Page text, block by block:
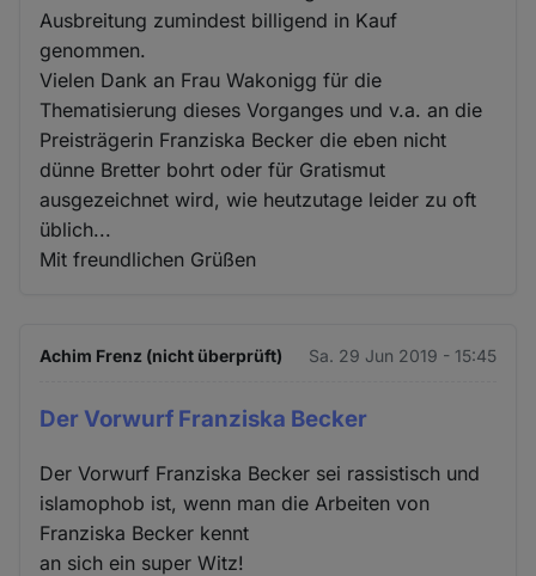
Ausbreitung zumindest billigend in Kauf
genommen.
Vielen Dank an Frau Wakonigg für die
Thematisierung dieses Vorganges und v.a. an die
Preisträgerin Franziska Becker die eben nicht
dünne Bretter bohrt oder für Gratismut
ausgezeichnet wird, wie heutzutage leider zu oft
üblich...
Mit freundlichen Grüßen
Achim Frenz (nicht überprüft) Sa. 29 Jun 2019 - 15:45
Der Vorwurf Franziska Becker
Der Vorwurf Franziska Becker sei rassistisch und
islamophob ist, wenn man die Arbeiten von
Franziska Becker kennt
an sich ein super Witz!